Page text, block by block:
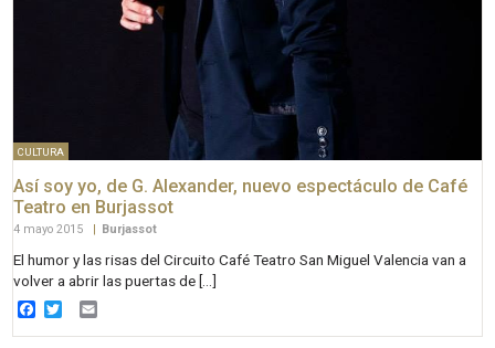
CULTURA
Así soy yo, de G. Alexander, nuevo espectáculo de Café
Teatro en Burjassot
4 mayo 2015 Burjassot
El humor y las risas del Circuito Café Teatro San Miguel Valencia van a
volver a abrir las puertas de […]
Facebook
Twitter